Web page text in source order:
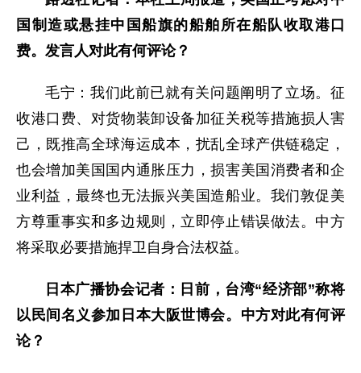
国制造或悬挂中国船旗的船舶所在船队收取港口
费。发言人对此有何评论？
毛宁：我们此前已就有关问题阐明了立场。征
收港口费、对货物装卸设备加征关税等措施损人害
己，既推高全球海运成本，扰乱全球产供链稳定，
也会增加美国国内通胀压力，损害美国消费者和企
业利益，最终也无法振兴美国造船业。我们敦促美
方尊重事实和多边规则，立即停止错误做法。中方
将采取必要措施捍卫自身合法权益。
日本广播协会记者：日前，台湾“经济部”称将
以民间名义参加日本大阪世博会。中方对此有何评
论？